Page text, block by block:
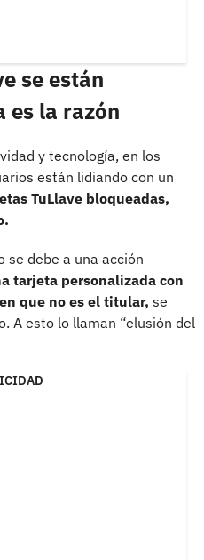
se están
es la razón
y tecnología, en los
están lidiando con un
TuLlave bloqueadas,
se debe a una acción
tarjeta personalizada con
que no es el titular, se
A esto lo llaman “elusión del